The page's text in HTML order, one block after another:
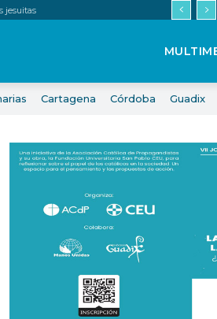
jesuitas
Cartagena Córdoba Guadix